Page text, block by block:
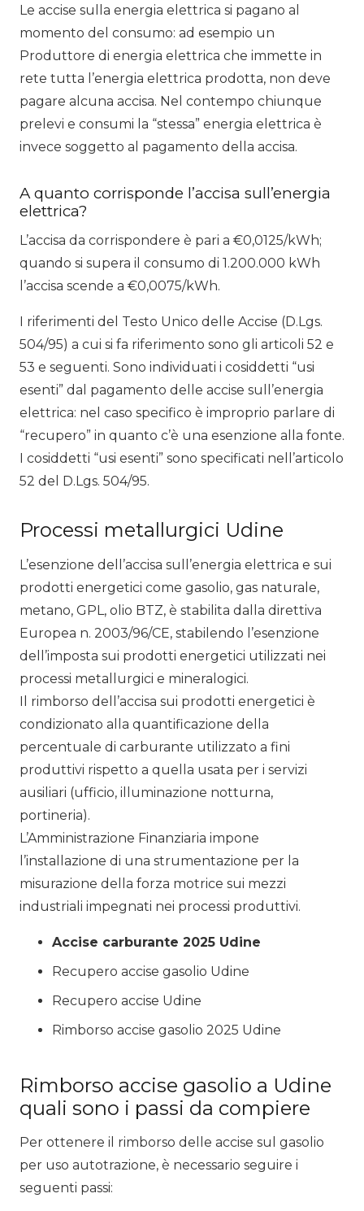
Le accise sulla energia elettrica si pagano al
momento del consumo: ad esempio un
Produttore di energia elettrica che immette in
rete tutta l’energia elettrica prodotta, non deve
pagare alcuna accisa. Nel contempo chiunque
prelevi e consumi la “stessa” energia elettrica è
invece soggetto al pagamento della accisa.
A quanto corrisponde l’accisa sull’energia
elettrica?
L’accisa da corrispondere è pari a €0,0125/kWh;
quando si supera il consumo di 1.200.000 kWh
l’accisa scende a €0,0075/kWh.
I riferimenti del Testo Unico delle Accise (D.Lgs.
504/95) a cui si fa riferimento sono gli articoli 52 e
53 e seguenti. Sono individuati i cosiddetti “usi
esenti” dal pagamento delle accise sull’energia
elettrica: nel caso specifico è improprio parlare di
“recupero” in quanto c’è una esenzione alla fonte.
I cosiddetti “usi esenti” sono specificati nell’articolo
52 del D.Lgs. 504/95.
Processi metallurgici Udine
L’esenzione dell’accisa sull’energia elettrica e sui
prodotti energetici come gasolio, gas naturale,
metano, GPL, olio BTZ, è stabilita dalla direttiva
Europea n. 2003/96/CE, stabilendo l’esenzione
dell’imposta sui prodotti energetici utilizzati nei
processi metallurgici e mineralogici.
Il rimborso dell’accisa sui prodotti energetici è
condizionato alla quantificazione della
percentuale di carburante utilizzato a fini
produttivi rispetto a quella usata per i servizi
ausiliari (ufficio, illuminazione notturna,
portineria).
L’Amministrazione Finanziaria impone
l’installazione di una strumentazione per la
misurazione della forza motrice sui mezzi
industriali impegnati nei processi produttivi.
Accise carburante 2025 Udine
Recupero accise gasolio Udine
Recupero accise Udine
Rimborso accise gasolio 2025 Udine
Rimborso accise gasolio a Udine
quali sono i passi da compiere
Per ottenere il rimborso delle accise sul gasolio
per uso autotrazione, è necessario seguire i
seguenti passi: